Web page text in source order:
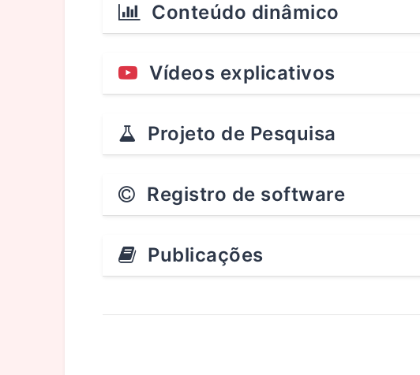
Conteúdo dinâmico
Vídeos explicativos
Projeto de Pesquisa
Registro de software
Publicações